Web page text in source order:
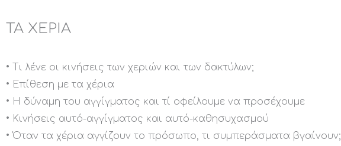
ΤΑ ΧΕΡΙΑ
• Τι λένε οι κινήσεις των χεριών και των δακτύλων;
• Επίθεση με τα χέρια
• Η δύναμη του αγγίγματος και τί οφείλουμε να προσέχουμε
• Κινήσεις αυτό-αγγίγματος και αυτό-καθησυχασμού
• Όταν τα χέρια αγγίζουν το πρόσωπο, τι συμπεράσματα βγαίνουν;